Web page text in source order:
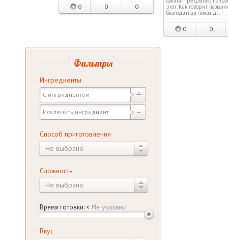
0 0 0
этот. Как говорит
благодатная почва д…
0 0
Фильтры
Ингредиенты
Способ приготовления
Не выбрано
Сложность
Не выбрано
Время готовки: <
Вкус